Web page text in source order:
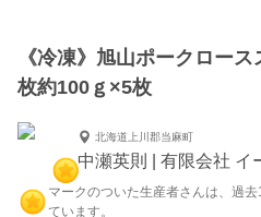
《冷凍》旭山ポークロー
枚約100ｇ×5枚
北海道上川郡当麻町
中瀬英則 | 有限会社 イ
マークのついた生産者さんは、過
ています。